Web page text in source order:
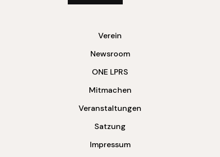
Verein
Newsroom
ONE LPRS
Mitmachen
Veranstaltungen
Satzung
Impressum